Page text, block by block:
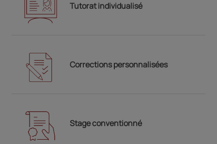
Tutorat individualisé
Corrections personnalisées
Stage conventionné